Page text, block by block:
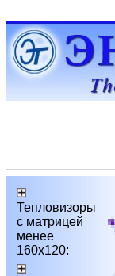
Тепловизоры
с матрицей
менее
160х120: